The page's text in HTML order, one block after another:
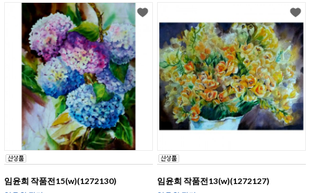
임윤희 작품전15(w)(1272130) 임윤희 작품전13(w)(1272127)